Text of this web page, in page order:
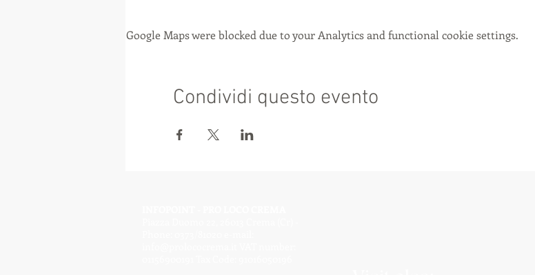
Google Maps were blocked due to your Analytics and functional cookie settings.
Condividi questo evento